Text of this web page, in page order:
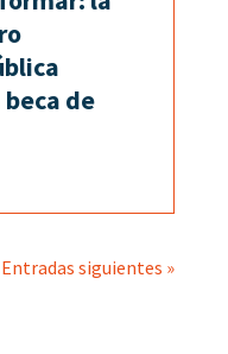
de
Entradas siguientes »